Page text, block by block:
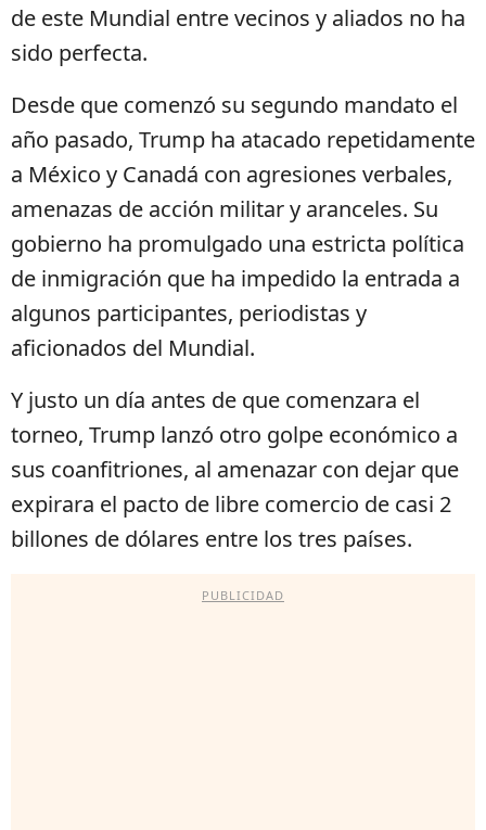
de este Mundial entre vecinos y aliados no ha
sido perfecta.
Desde que comenzó su segundo mandato el
año pasado, Trump ha atacado repetidamente
a México y Canadá con agresiones verbales,
amenazas de acción militar y aranceles. Su
gobierno ha promulgado una estricta política
de inmigración que ha impedido la entrada a
algunos participantes, periodistas y
aficionados del Mundial.
Y justo un día antes de que comenzara el
torneo, Trump lanzó otro golpe económico a
sus coanfitriones, al amenazar con dejar que
expirara el pacto de libre comercio de casi 2
billones de dólares entre los tres países.
PUBLICIDAD